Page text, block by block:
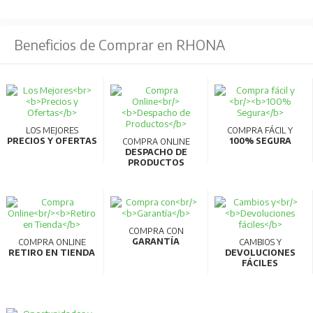
Beneficios de Comprar en RHONA
LOS MEJORES
PRECIOS Y OFERTAS
COMPRA ONLINE
DESPACHO DE
PRODUCTOS
COMPRA FÁCIL Y
100% SEGURA
COMPRA ONLINE
RETIRO EN TIENDA
COMPRA CON
GARANTÍA
CAMBIOS Y
DEVOLUCIONES
FÁCILES